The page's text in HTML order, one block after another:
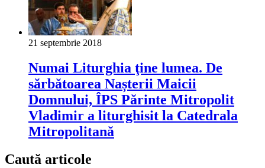
21 septembrie 2018
Numai Liturghia ţine lumea. De
sărbătoarea Nașterii Maicii
Domnului, ÎPS Părinte Mitropolit
Vladimir a liturghisit la Catedrala
Mitropolitană
Caută articole